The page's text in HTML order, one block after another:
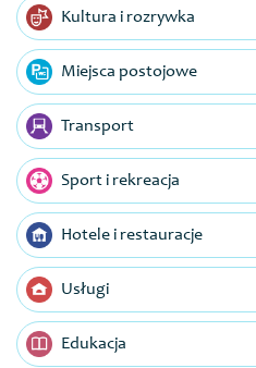
Kultura i rozrywka
Miejsca postojowe
Transport
Sport i rekreacja
Hotele i restauracje
Usługi
Edukacja